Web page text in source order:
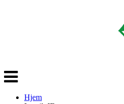
Veksle
navigasjon
Hjem